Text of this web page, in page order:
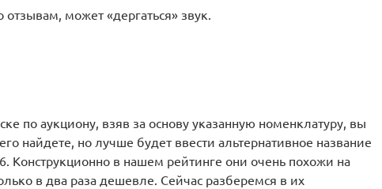
отзывам, может «дергаться» звук.
по аукциону, взяв за основу указанную номенклатуру, вы
найдете, но лучше будет ввести альтернативное название
Конструкционно в нашем рейтинге они очень похожи на
в два раза дешевле. Сейчас разберемся в их